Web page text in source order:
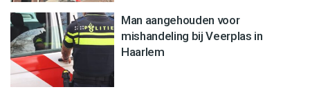
Man aangehouden voor
mishandeling bij Veerplas in
Haarlem